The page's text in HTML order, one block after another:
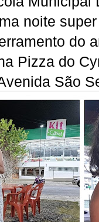
noite
do
Pizza do
São